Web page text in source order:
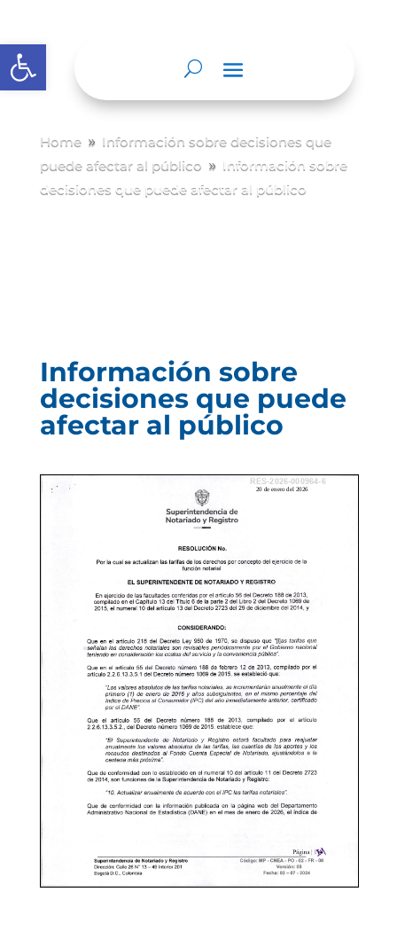
Abrir barra de herramientas
Home 9 Información sobre decisiones que
puede afectar al público 9 Información sobre
decisiones que puede afectar al público
Información sobre
decisiones que puede
afectar al público